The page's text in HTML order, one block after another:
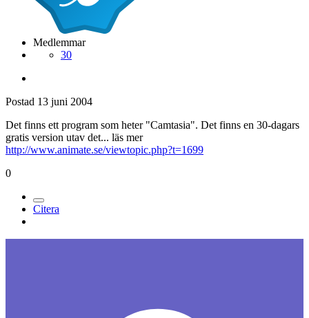
Medlemmar
30
Postad 13 juni 2004
Det finns ett program som heter "Camtasia". Det finns en 30-dagars
gratis version utav det... läs mer
http://www.animate.se/viewtopic.php?t=1699
0
Citera